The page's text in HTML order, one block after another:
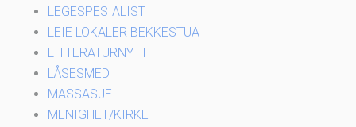
LEGESPESIALIST
LEIE LOKALER BEKKESTUA
LITTERATURNYTT
LÅSESMED
MASSASJE
MENIGHET/KIRKE